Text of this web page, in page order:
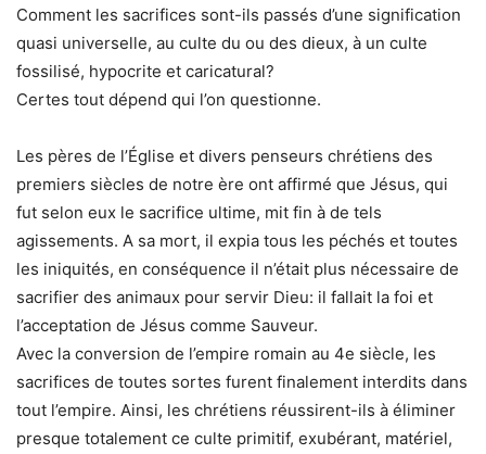
Comment les sacrifices sont-ils passés d’une signification
quasi universelle, au culte du ou des dieux, à un culte
fossilisé, hypocrite et caricatural?
Certes tout dépend qui l’on questionne.
Les pères de l’Église et divers penseurs chrétiens des
premiers siècles de notre ère ont affirmé que Jésus, qui
fut selon eux le sacrifice ultime, mit fin à de tels
agissements. A sa mort, il expia tous les péchés et toutes
les iniquités, en conséquence il n’était plus nécessaire de
sacrifier des animaux pour servir Dieu: il fallait la foi et
l’acceptation de Jésus comme Sauveur.
Avec la conversion de l’empire romain au 4e siècle, les
sacrifices de toutes sortes furent finalement interdits dans
tout l’empire. Ainsi, les chrétiens réussirent-ils à éliminer
presque totalement ce culte primitif, exubérant, matériel,